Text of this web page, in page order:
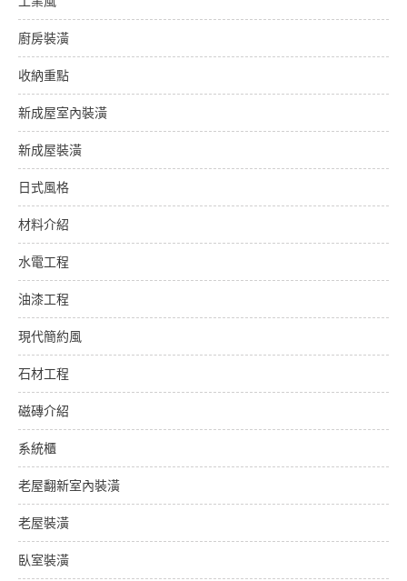
廚房裝潢
收納重點
新成屋室內裝潢
新成屋裝潢
日式風格
材料介紹
水電工程
油漆工程
現代簡約風
石材工程
磁磚介紹
系統櫃
老屋翻新室內裝潢
老屋裝潢
臥室裝潢